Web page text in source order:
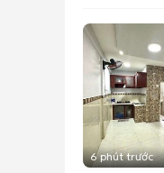
6 phút trước